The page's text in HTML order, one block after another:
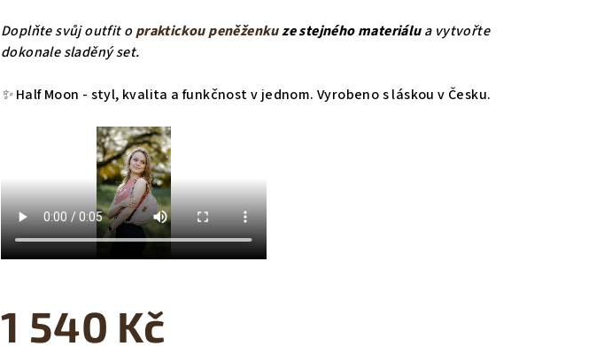
Doplňte svůj outfit opraktickou peněženkuze stejného materiálua vytvořte
dokonale sladěný set.
✨Half Moon - styl, kvalita a funkčnost v jednom. Vyrobeno s láskou v Česku.
1 540 Kč